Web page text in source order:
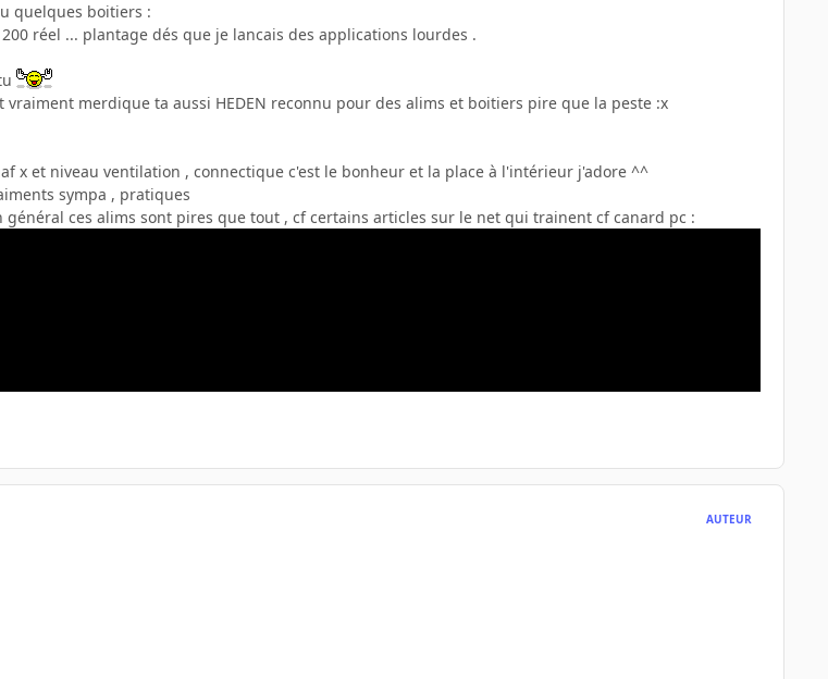
quelques boitiers :
réel ... plantage dés que je lancais des applications lourdes .
merdique ta aussi HEDEN reconnu pour des alims et boitiers pire que la peste :x
x et niveau ventilation , connectique c'est le bonheur et la place à l'intérieur j'adore ^^
sympa , pratiques
ces alims sont pires que tout , cf certains articles sur le net qui trainent cf canard pc :
AUTEUR